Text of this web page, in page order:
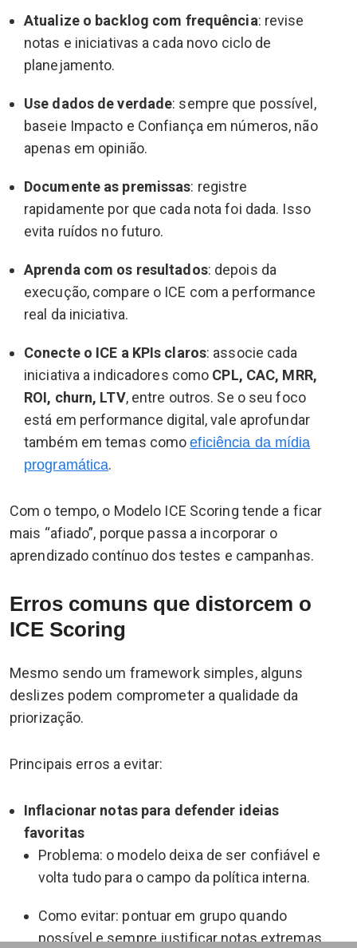
Atualize o backlog com frequência: revise
notas e iniciativas a cada novo ciclo de
planejamento.
Use dados de verdade: sempre que possível,
baseie Impacto e Confiança em números, não
apenas em opinião.
Documente as premissas: registre
rapidamente por que cada nota foi dada. Isso
evita ruídos no futuro.
Aprenda com os resultados: depois da
execução, compare o ICE com a performance
real da iniciativa.
Conecte o ICE a KPIs claros: associe cada
iniciativa a indicadores como CPL, CAC, MRR,
ROI, churn, LTV, entre outros. Se o seu foco
está em performance digital, vale aprofundar
também em temas comoeficiência da mídia
programática.
Com o tempo, o Modelo ICE Scoring tende a ficar
mais “afiado”, porque passa a incorporar o
aprendizado contínuo dos testes e campanhas.
Erros comuns que distorcem o
ICE Scoring
Mesmo sendo um framework simples, alguns
deslizes podem comprometer a qualidade da
priorização.
Principais erros a evitar:
Inflacionar notas para defender ideias
favoritas
Problema: o modelo deixa de ser confiável e
volta tudo para o campo da política interna.
Como evitar: pontuar em grupo quando
possível e sempre justificar notas extremas.